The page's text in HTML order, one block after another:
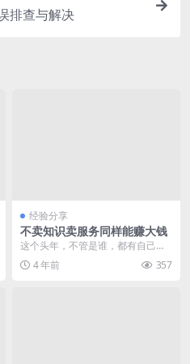
排查与解决
经验分享
不卖知识卖服务同样能赚大钱
这个头年，不管是谁，都有自己的
擅长之处，只要你敢拼，完全可以
通过知识付费来赚钱。...
4 年前 357